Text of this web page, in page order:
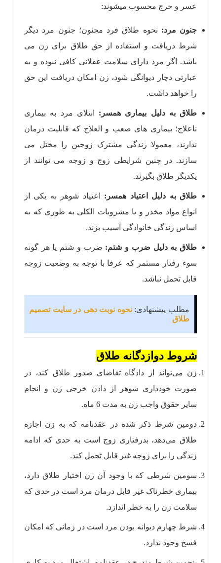
عسر و حرج محسوب میشوند:
جنون مرد: نحوه طلاق فرد مجنون؛ جنون مرد دیگر
شرط دریافت و استفاده از حق طلاق برای زن می
باشد. اگر‌ مرد دارای سلامت عقلانی کافی نبوده و به
عبارتی دچار دیوانگی شود، زن امکان دریافت این حق
را خواهد داشت.
طلاق به دلیل بیماری همسر: ابتلای مرد به بیماری
ناعلاج؛ بیماری های صعب و العلاج که قابلیت درمان
ندارند، معمولا زندگی مشترک زوجین را مختل می
سازند. در چنین شرایطی زوج و زوجه می توانند از
یکدیگر طلاق بگیرند.
طلاق به دلیل اعتیاد همسر: اعتیاد شوهر به یکی از
انواع مواد مخدر و یا مشروبات الکلی به طوری که به
‌اساس زندگی خانوادگی آسیب بزند.
طلاق به دلیل ضرب و شتم: ضرب و شتم یا هر گونه
سوء رفتار مستمر که عرفا با توجه به وضعیت زوجه
قابل تحمل نباشد.
مطلب پیشنهادی:نحوه نوبت دهی در سایت تصميم
طلاق
شروط دوازدگانه طلاق
زن می‌تواند از دادگاه تقاضای صدور طلاق کند، در
صورت خودداری شوهر از دادن خرجی زن و انجام
سایر حقوق واجب زن به مدت 6 ماه.
دومین شرط ذکر شده در عقدنامه که به زن اجازه
طلاق می‌دهد، بدرفتاری زوج است به حدی که ادامه
زندگی را برای زوجه غیر قابل تحمل کند.
سومین شرطی که با وجود آن زن اختیار طلاق دارد،
بیماری خطرناک غیر قابل درمان مرد است در حدی که
سلامت زن را به خطر اندازد.
شرط چهارم دیوانه بودن مرد است در زمانی که امکان
فسخ وجود ندارد.